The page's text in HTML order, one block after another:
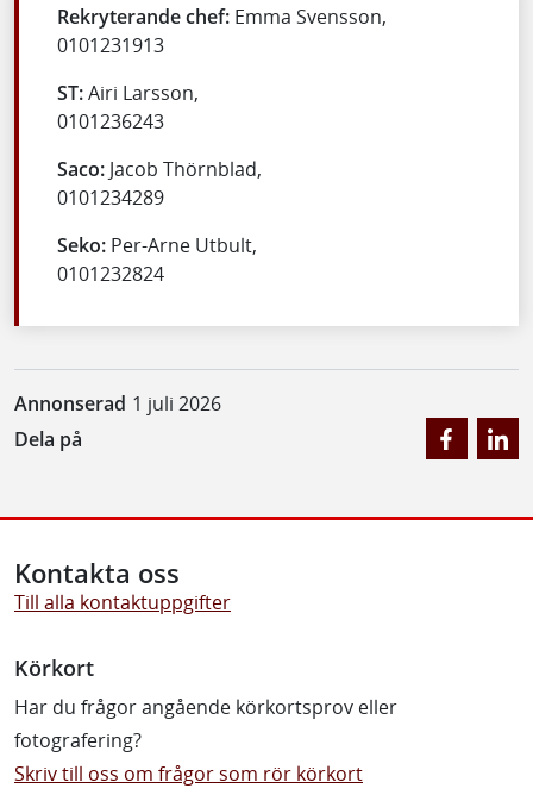
Rekryterande chef: Emma Svensson,
0101231913
ST:Airi Larsson,
0101236243
Saco: Jacob Thörnblad,
0101234289
Seko: Per-Arne Utbult,
0101232824
Annonserad 1 juli 2026
Dela på
Kontakta oss
Till alla kontaktuppgifter
Körkort
Har du frågor angående körkortsprov eller
fotografering?
Skriv till oss om frågor som rör körkort